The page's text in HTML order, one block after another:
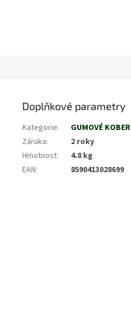
Doplňkové parametry
Kategorie:
GUMOVÉ
Záruka:
2 roky
Hmotnost:
4.8 kg
EAN: 8590413028699